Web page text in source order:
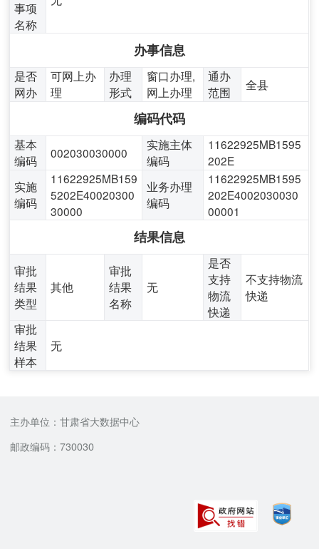
事项
名称
办事信息
是否
网办
可网上办
理
办理
形式
窗口办理,
网上办理
通办
范围
全县
编码代码
基本
编码
002030030000
实施主体
编码
11622925MB1595
202E
实施
编码
11622925MB159
5202E40020300
30000
业务办理
编码
11622925MB1595
202E4002030030
00001
结果信息
审批
结果
类型
其他
审批
结果
名称
无
是否
支持
物流
快递
不支持物流
快递
审批
结果
样本
无
主办单位：甘肃省大数据中心
邮政编码：730030